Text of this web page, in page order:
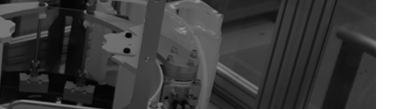
ジ カスタム対応
排水管勾配測定傾斜計 （型式：SEC-
S011F-P）
コーナーセンサ用（特殊仕様 垂直面吸